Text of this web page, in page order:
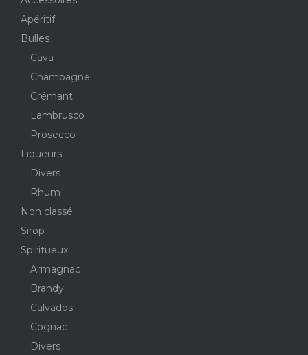
Apéritif
Bulles
Cava
Champagne
Crémant
Lambrusco
Prosecco
Liqueurs
Divers
Rhum
Non classé
Sirop
Spiritueux
Armagnac
Brandy
Calvados
Cognac
Divers